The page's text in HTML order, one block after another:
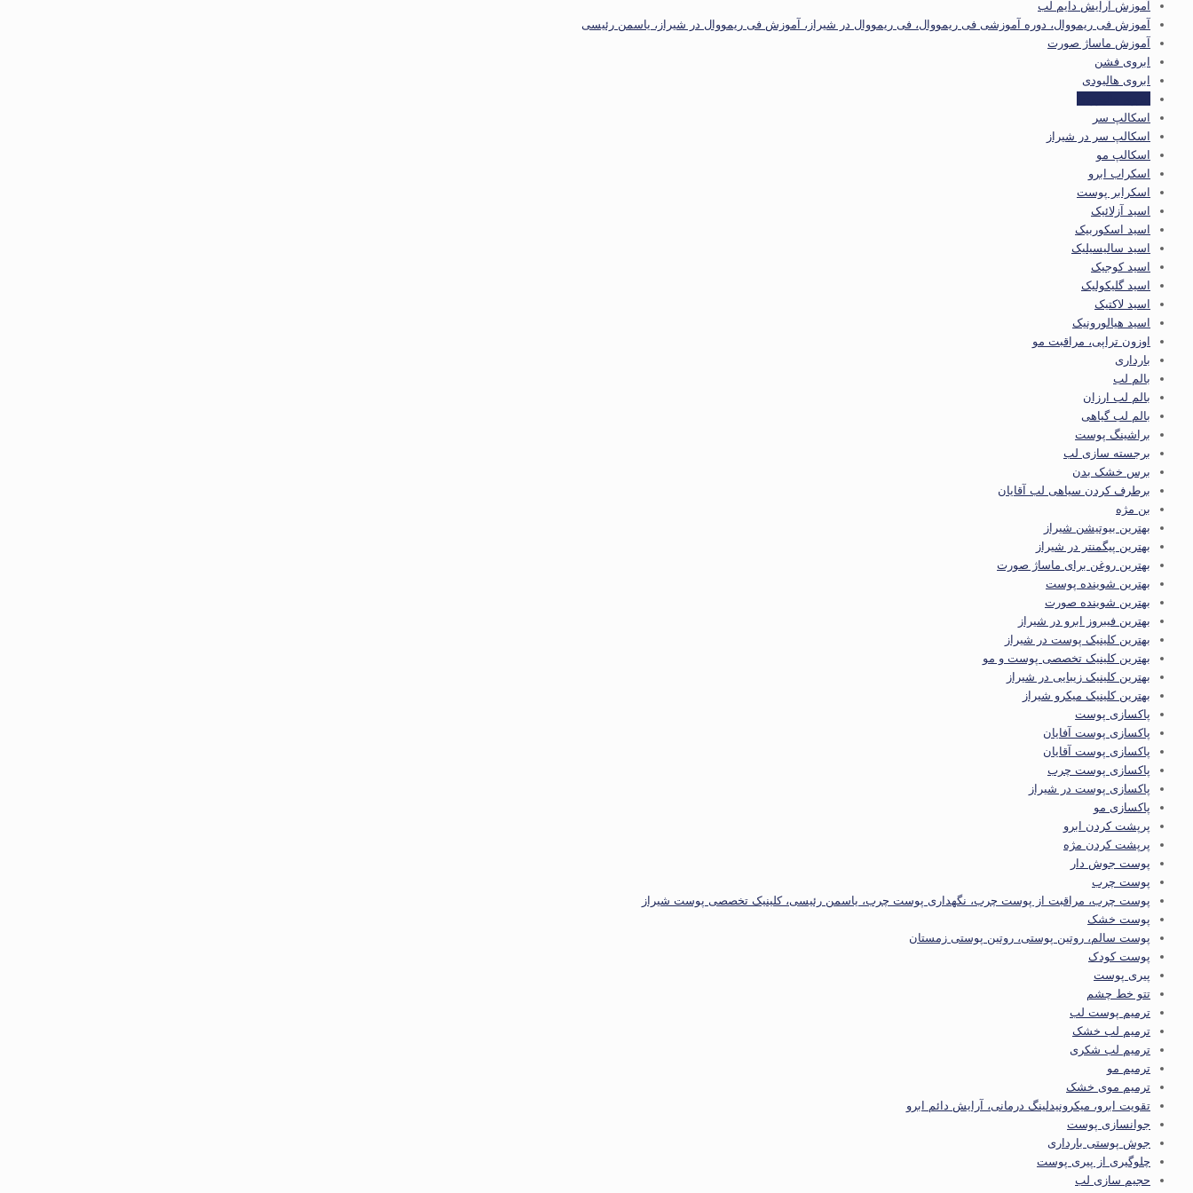
آموزش آرایش دایم لب
آموزش فی ریمووال، دوره آموزشی فی ریمووال، فی ریمووال در شیراز، آموزش فی ریمووال در شیراز، یاسمن رئیسی
آموزش ماساژ صورت
ابروی فشن
ابروی هالیودی
اسکالپ سر
اسکالپ سر در شیراز
اسکالپ مو
اسکراب ابرو
اسکرابر پوست
اسید آزلائیک
اسید اسکوربیک
اسید سالیسیلیک
اسید کوجیک
اسید گلیکولیک
اسید لاکتیک
اسید هیالورونیک
اوزون تراپی، مراقبت مو
بارداری
بالم لب
بالم لب ارزان
بالم لب گیاهی
براشینگ پوست
برجسته سازی لب
برس خشک بدن
برطرف کردن سیاهی لب آقایان
بن مژه
بهترین بیوتیشن شیراز
بهترین پیگمنتر در شیراز
بهترین روغن برای ماساژ صورت
بهترین شوینده پوست
بهترین شوینده صورت
بهترین فیبروز ابرو در شیراز
بهترین کلینیک پوست در شیراز
بهترین کلینیک تخصصی پوست و مو
بهترین کلینیک زیبایی در شیراز
بهترین کلینیک میکرو شیراز
پاکسازی پوست
پاکسازی پوست آفایان
پاکسازی پوست آقایان
پاکسازی پوست چرب
پاکسازی پوست در شیراز
پاکسازی مو
پرپشت کردن ابرو
پرپشت کردن مژه
پوست جوش دار
پوست چرب
پوست چرب، مراقبت از پوست چرب، نگهداری پوست چرب، یاسمن رئیسی، کلینیک تخصصی پوست شیراز
پوست خشک
پوست سالم، روتین پوستی، روتین پوستی زمستان
پوست کودک
پیری پوست
تتو خط چشم
ترمیم پوست لب
ترمیم لب خشک
ترمیم لب شکری
ترمیم مو
ترمیم موی خشک
تقویت ابرو، میکرونیدلینگ درمانی، آرایش دائم ابرو
جوانسازی پوست
جوش پوستی بارداری
چلوگیری از پیری پوست
حجیم سازی لب